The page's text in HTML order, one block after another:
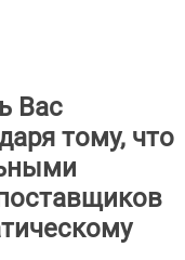
Вас
тому, что